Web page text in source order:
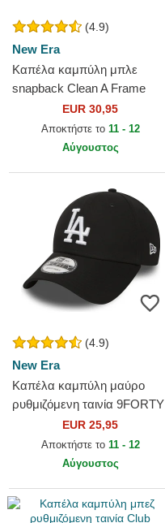
(4.9)
New Era
Καπέλα καμπύλη μπλε
snapback Clean A Frame
από Los Angeles Dodgers
MLB από New Era
EUR 30,95
Αποκτήστε το 11 - 12
Αύγουστος
(4.9)
New Era
Καπέλα καμπύλη μαύρο
ρυθμιζόμενη ταινία 9FORTY
Essential από Los Angeles
Dodgers MLB από New Era
EUR 25,95
Αποκτήστε το 11 - 12
Αύγουστος